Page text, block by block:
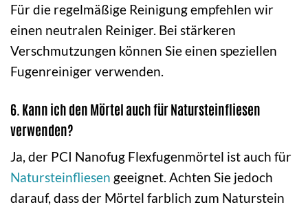
Für die regelmäßige Reinigung empfehlen wir
einen neutralen Reiniger. Bei stärkeren
Verschmutzungen können Sie einen speziellen
Fugenreiniger verwenden.
6. Kann ich den Mörtel auch für Natursteinfliesen
verwenden?
Ja, der PCI Nanofug Flexfugenmörtel ist auch für
Natursteinfliesen geeignet. Achten Sie jedoch
darauf, dass der Mörtel farblich zum Naturstein